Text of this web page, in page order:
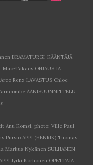
DRAMATURGI-KÄÄNTÄJÄ
Takacs OHJAUS JA
Renz LAVASTUS Chloe
ÄÄNISUUNNITTELU
Anu Komsi, photo: Ville Paul
Pursio APPI (HENRIK) Tuomas
Markus Nykänen SULHANEN
Jyrki Korhonen OPETTAJA